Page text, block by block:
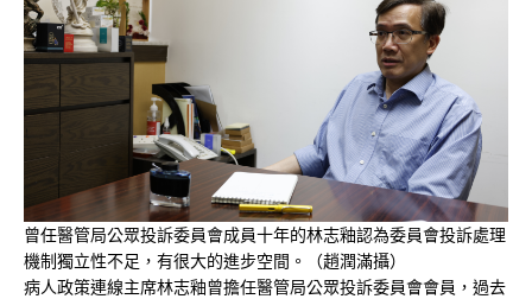
曾任醫管局公眾投訴委員會成員十年的林志釉認為委員會投訴處理
機制獨立性不足，有很大的進步空間。（趙潤滿攝）
病人政策連線主席林志釉曾擔任醫管局公眾投訴委員會會員，過去